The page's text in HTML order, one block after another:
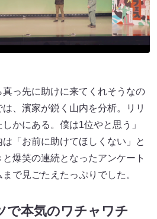
真っ先に助けに来てくれそうなの
、濱家が鋭く山内を分析。リリ
かにある。僕は1位やと思う」
「お前に助けてほしくない」と
爆笑の連続となったアンケート
で見ごたえたっぷりでした。
で本気のワチャワチ